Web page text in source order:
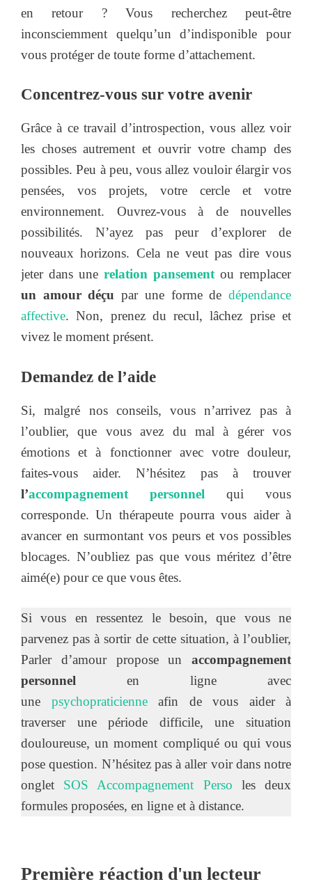
en retour ? Vous recherchez peut-être
inconsciemment quelqu’un d’indisponible pour
vous protéger de toute forme d’attachement.
Concentrez-vous sur votre avenir
Grâce à ce travail d’introspection, vous allez voir
les choses autrement et ouvrir votre champ des
possibles. Peu à peu, vous allez vouloir élargir vos
pensées, vos projets, votre cercle et votre
environnement. Ouvrez-vous à de nouvelles
possibilités. N’ayez pas peur d’explorer de
nouveaux horizons. Cela ne veut pas dire vous
jeter dans une relation pansement ou remplacer
un amour déçu par une forme dedépendance
affective. Non, prenez du recul, lâchez prise et
vivez le moment présent.
Demandez de l’aide
Si, malgré nos conseils, vous n’arrivez pas à
l’oublier, que vous avez du mal à gérer vos
émotions et à fonctionner avec votre douleur,
faites-vous aider. N’hésitez pas à trouver
l’accompagnement personnel qui vous
corresponde. Un thérapeute pourra vous aider à
avancer en surmontant vos peurs et vos possibles
blocages. N’oubliez pas que vous méritez d’être
aimé(e) pour ce que vous êtes.
Si vous en ressentez le besoin, que vous ne
parvenez pas à sortir de cette situation, à l’oublier,
Parler d’amour propose un accompagnement
personnel en ligne avec
une psychopraticienne afin de vous aider à
traverser une période difficile, une situation
douloureuse, un moment compliqué ou qui vous
pose question. N’hésitez pas à aller voir dans notre
onglet SOS Accompagnement Perso les deux
formules proposées, en ligne et à distance.
Première réaction d'un lecteur